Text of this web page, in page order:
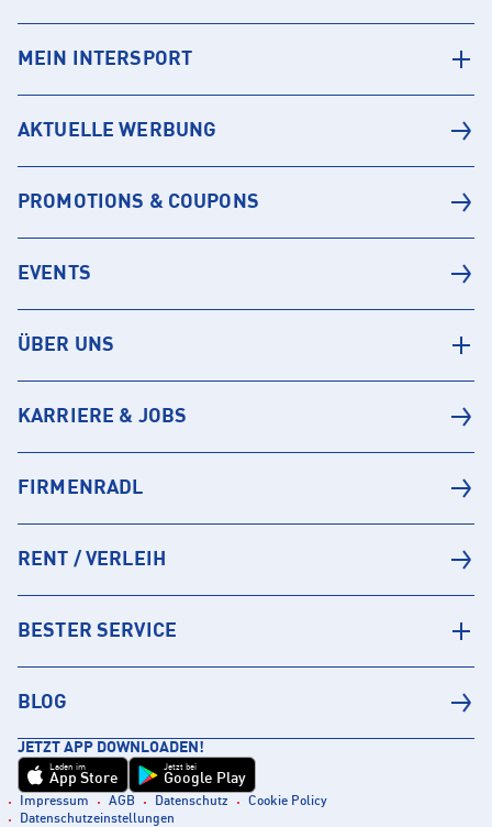
MEIN INTERSPORT
AKTUELLE WERBUNG
PROMOTIONS & COUPONS
EVENTS
ÜBER UNS
KARRIERE & JOBS
FIRMENRADL
RENT / VERLEIH
BESTER SERVICE
BLOG
JETZT APP DOWNLOADEN!
Laden im
App Store
Jetzt bei
Google Play
Impressum AGB Datenschutz
Cookie Policy
Datenschutzeinstellungen